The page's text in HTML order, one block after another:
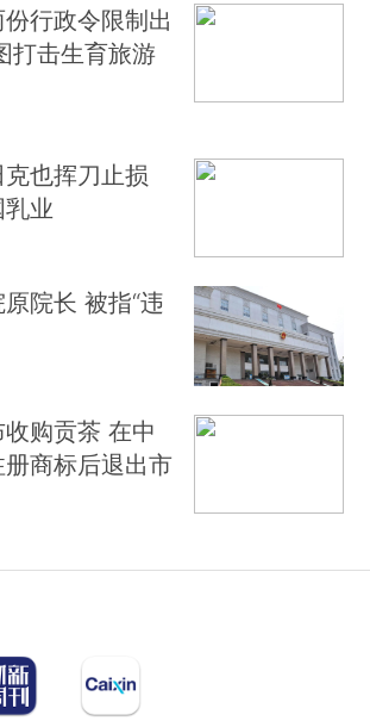
行政令限制出
打击生育旅游
克也挥刀止损
业
院长 被指“违
购贡茶 在中
商标后退出市